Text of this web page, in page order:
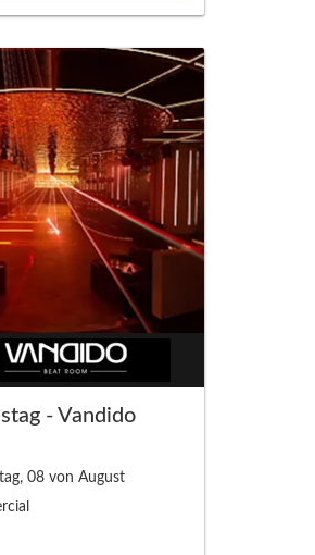
- Vandido
08 von August